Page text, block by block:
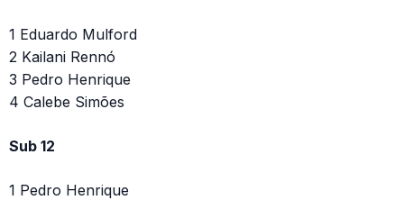
1 Eduardo Mulford
2 Kailani Rennó
3 Pedro Henrique
4 Calebe Simões
Sub 12
1 Pedro Henrique